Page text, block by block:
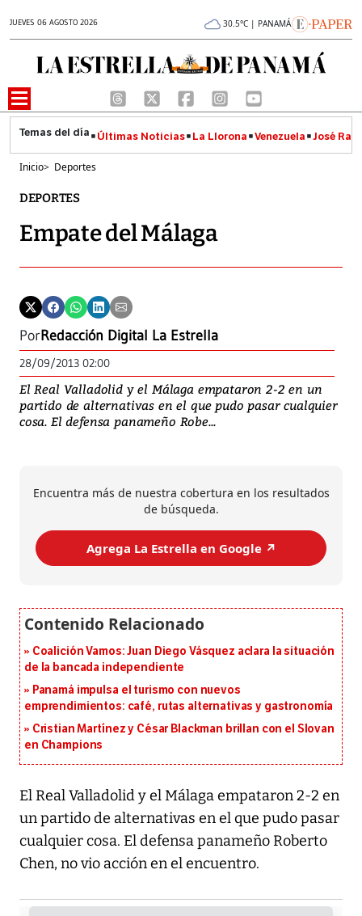
JUEVES 06 AGOSTO 2026 30.5°C | PANAMÁ
Últimas Noticias La Llorona Venezuela José
Inicio> Deportes
DEPORTES
Empate del Málaga
PorRedacción Digital La Estrella
28/09/2013 02:00
El Real Valladolid y el Málaga empataron 2-2 en un
partido de alternativas en el que pudo pasar cualquier
cosa. El defensa panameño Robe...
Encuentra más de nuestra cobertura en los resultados
de búsqueda.
Agrega La Estrella en Google ↗️
Coalición Vamos: Juan Diego Vásquez aclara la situación
de la bancada independiente
Panamá impulsa el turismo con nuevos
emprendimientos: café, rutas alternativas y gastronomía
Cristian Martínez y César Blackman brillan con el Slovan
en Champions
El Real Valladolid y el Málaga empataron 2-2 en
un partido de alternativas en el que pudo pasar
cualquier cosa. El defensa panameño Roberto
Chen, no vio acción en el encuentro.